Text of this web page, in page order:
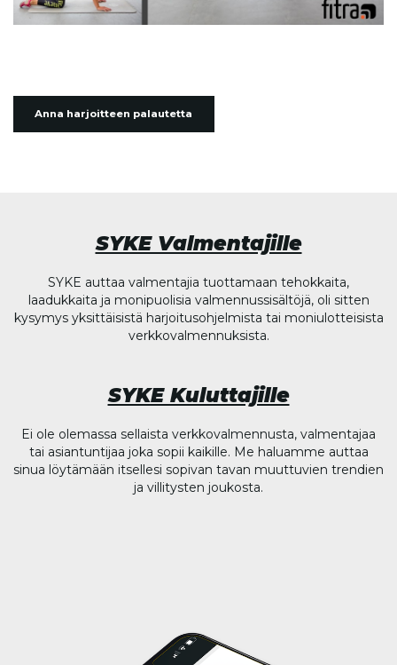
Anna harjoitteen palautetta
SYKE Valmentajille
SYKE auttaa valmentajia tuottamaan tehokkaita,
laadukkaita ja monipuolisia valmennussisältöjä, oli sitten
kysymys yksittäisistä harjoitusohjelmista tai moniulotteisista
verkkovalmennuksista.
SYKE Kuluttajille
Ei ole olemassa sellaista verkkovalmennusta, valmentajaa
tai asiantuntijaa joka sopii kaikille. Me haluamme auttaa
sinua löytämään itsellesi sopivan tavan muuttuvien trendien
ja villitysten joukosta.